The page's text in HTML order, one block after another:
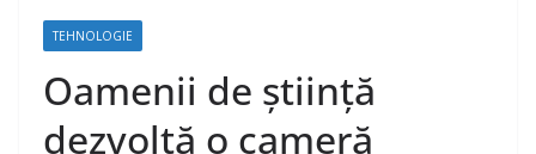
TEHNOLOGIE
Oamenii de știință
dezvoltă o cameră